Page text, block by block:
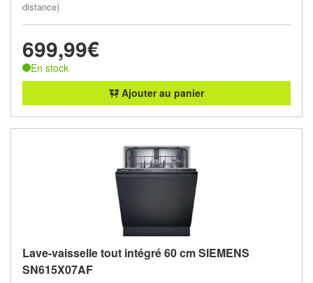
distance)
699,99€
En stock
Ajouter au panier
Lave-vaisselle tout intégré 60 cm SIEMENS
SN615X07AF